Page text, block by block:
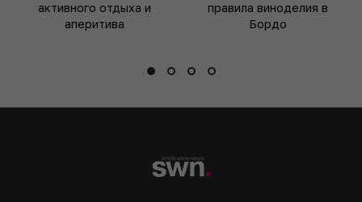
активного отдыха и
аперитива
правила виноделия в
Бордо